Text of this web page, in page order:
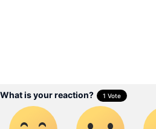
முல்முல் (Mulmul):
மென்மையான உணர்வைத்